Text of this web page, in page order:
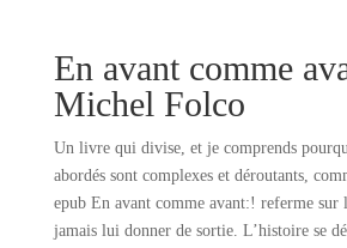
En avant comme
Michel Folco
Un livre qui divise, et je comprends
abordés sont complexes et déroutants,
epub En avant comme avant:! referme sur
jamais lui donner de sortie. L’histoire se